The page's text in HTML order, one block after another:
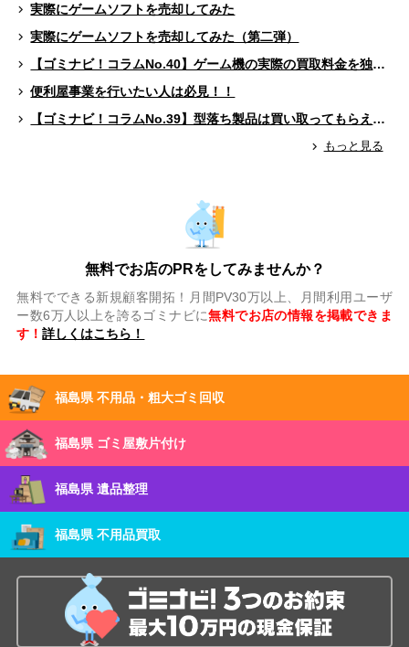
実際にゲームソフトを売却してみた
実際にゲームソフトを売却してみた（第二弾）
【ゴミナビ！コラムNo.40】ゲーム機の実際の買取料金を独自調査！！
便利屋事業を行いたい人は必見！！
【ゴミナビ！コラムNo.39】型落ち製品は買い取ってもらえる？（ゲームソフト編）
もっと見る
無料でお店のPRをしてみませんか？
無料でできる新規顧客開拓！月間PV30万以上、月間利用ユーザ
ー数6万人以上を誇るゴミナビに無料でお店の情報を掲載できま
す！詳しくはこちら！
福島県 不用品・粗大ゴミ回収
福島県 ゴミ屋敷片付け
福島県 遺品整理
福島県 不用品買取